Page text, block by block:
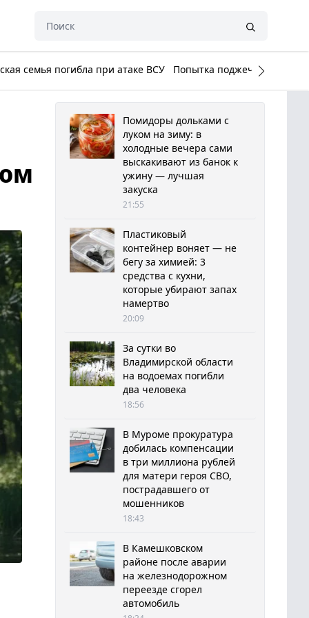
семья погибла при атаке ВСУ Попытка поджечь Белый
Помидоры дольками с
луком на зиму: в
холодные вечера сами
выскакивают из банок к
ужину — лучшая
закуска
21:55
Пластиковый
контейнер воняет — не
бегу за химией: 3
средства с кухни,
которые убирают запах
намертво
20:09
За сутки во
Владимирской области
на водоемах погибли
два человека
18:56
В Муроме прокуратура
добилась компенсации
в три миллиона рублей
для матери героя СВО,
пострадавшего от
мошенников
18:43
В Камешковском
районе после аварии
на железнодорожном
переезде сгорел
автомобиль